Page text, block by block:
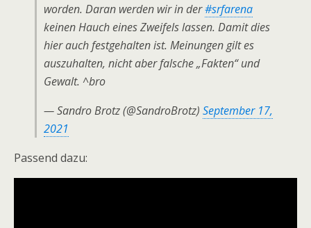
worden. Daran werden wir in der#srfarena
keinen Hauch eines Zweifels lassen. Damit dies
hier auch festgehalten ist. Meinungen gilt es
auszuhalten, nicht aber falsche „Fakten“ und
Gewalt. ^bro
— Sandro Brotz (@SandroBrotz) September 17,
2021
Passend dazu: